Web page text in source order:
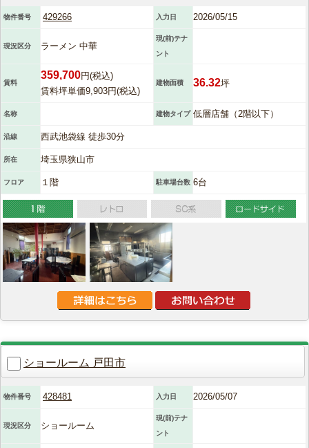
物件番号 429266 入力日 2026/05/15
現況区分 ラーメン 中華
現(前)テナ
ント
賃料
359,700円(税込)
賃料坪単価9,903円(税込)
建物面積 36.32坪
名称 建物タイプ 低層店舗（2階以下）
沿線 西武池袋線 徒歩30分
所在 埼玉県狭山市
フロア １階 駐車場台数 6台
ショールーム 戸田市
物件番号 428481 入力日 2026/05/07
現況区分 ショールーム
現(前)テナ
ント